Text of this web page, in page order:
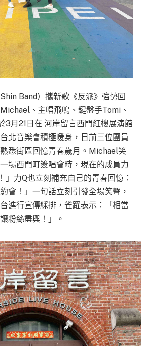
Band）攜新歌《反派》強勢回
、主唱飛鳴、鍵盤手Tomi、
3月21日在 河岸留言西門紅樓展演館
北音樂會積極暖身，日前三位團員
悉街區回憶青春歲月。Michael笑
場西門町簽唱會時，現在的成員力
」力Q也立刻補充自己的青春回憶：
會！」一句話立刻引發全場笑聲，
進行宣傳綵排，雀躍表示：「相當
粉絲盡興！」。